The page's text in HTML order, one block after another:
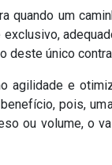
quando um
deste único
agilidade e
pois,
ou volume,